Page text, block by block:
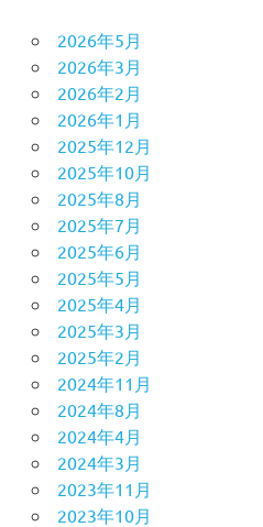
2026年5月
2026年3月
2026年2月
2026年1月
2025年12月
2025年10月
2025年8月
2025年7月
2025年6月
2025年5月
2025年4月
2025年3月
2025年2月
2024年11月
2024年8月
2024年4月
2024年3月
2023年11月
2023年10月